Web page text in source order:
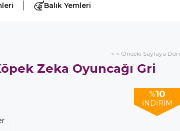
Balık Yemleri
< < Önceki Sayfaya Dön
Zeka Oyuncağı Gri
%10
İNDIRIM